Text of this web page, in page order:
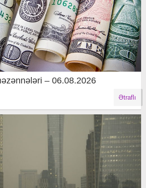
– 06.08.2026
Ətraflı